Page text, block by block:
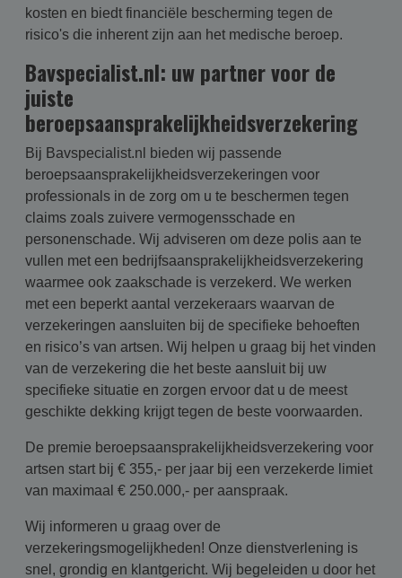
kosten en biedt financiële bescherming tegen de
risico's die inherent zijn aan het medische beroep.
Bavspecialist.nl: uw partner voor de
juiste
beroepsaansprakelijkheidsverzekering
Bij Bavspecialist.nl bieden wij passende
beroepsaansprakelijkheidsverzekeringen voor
professionals in de zorg om u te beschermen tegen
claims zoals zuivere vermogensschade en
personenschade. Wij adviseren om deze polis aan te
vullen met een bedrijfsaansprakelijkheidsverzekering
waarmee ook zaakschade is verzekerd. We werken
met een beperkt aantal verzekeraars waarvan de
verzekeringen aansluiten bij de specifieke behoeften
en risico’s van artsen. Wij helpen u graag bij het vinden
van de verzekering die het beste aansluit bij uw
specifieke situatie en zorgen ervoor dat u de meest
geschikte dekking krijgt tegen de beste voorwaarden.
De premie beroepsaansprakelijkheidsverzekering voor
artsen start bij € 355,- per jaar bij een verzekerde limiet
van maximaal € 250.000,- per aanspraak.
Wij informeren u graag over de
verzekeringsmogelijkheden! Onze dienstverlening is
snel, grondig en klantgericht. Wij begeleiden u door het